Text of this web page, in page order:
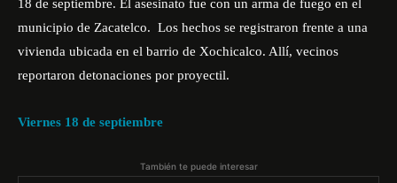
18 de septiembre. El asesinato fue con un arma de fuego en el
municipio de Zacatelco. Los hechos se registraron frente a una
vivienda ubicada en el barrio de Xochicalco. Allí, vecinos
reportaron detonaciones por proyectil.
Viernes 18 de septiembre
También te puede interesar